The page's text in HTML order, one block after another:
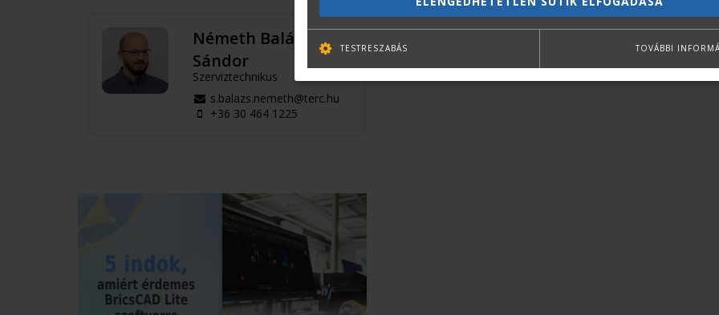
Németh Balázs
Sándor
Szerviztechnikus
s.balazs.nemeth@terc.hu
+36 30 464 1225
TESTRESZABÁS TOVÁBBI